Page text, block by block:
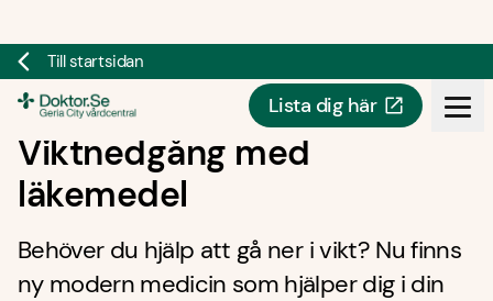
Till startsidan
Lista dig här
Viktnedgång med
läkemedel
Behöver du hjälp att gå ner i vikt? Nu finns
ny modern medicin som hjälper dig i din